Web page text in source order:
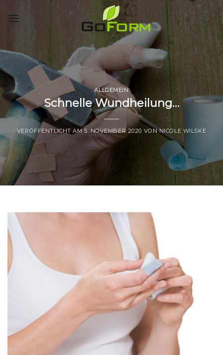
ALLGEMEIN
Schnelle Wundheilung…
VERÖFFENTLICHT AM5. NOVEMBER 2020 VONNICOLE WILSKE